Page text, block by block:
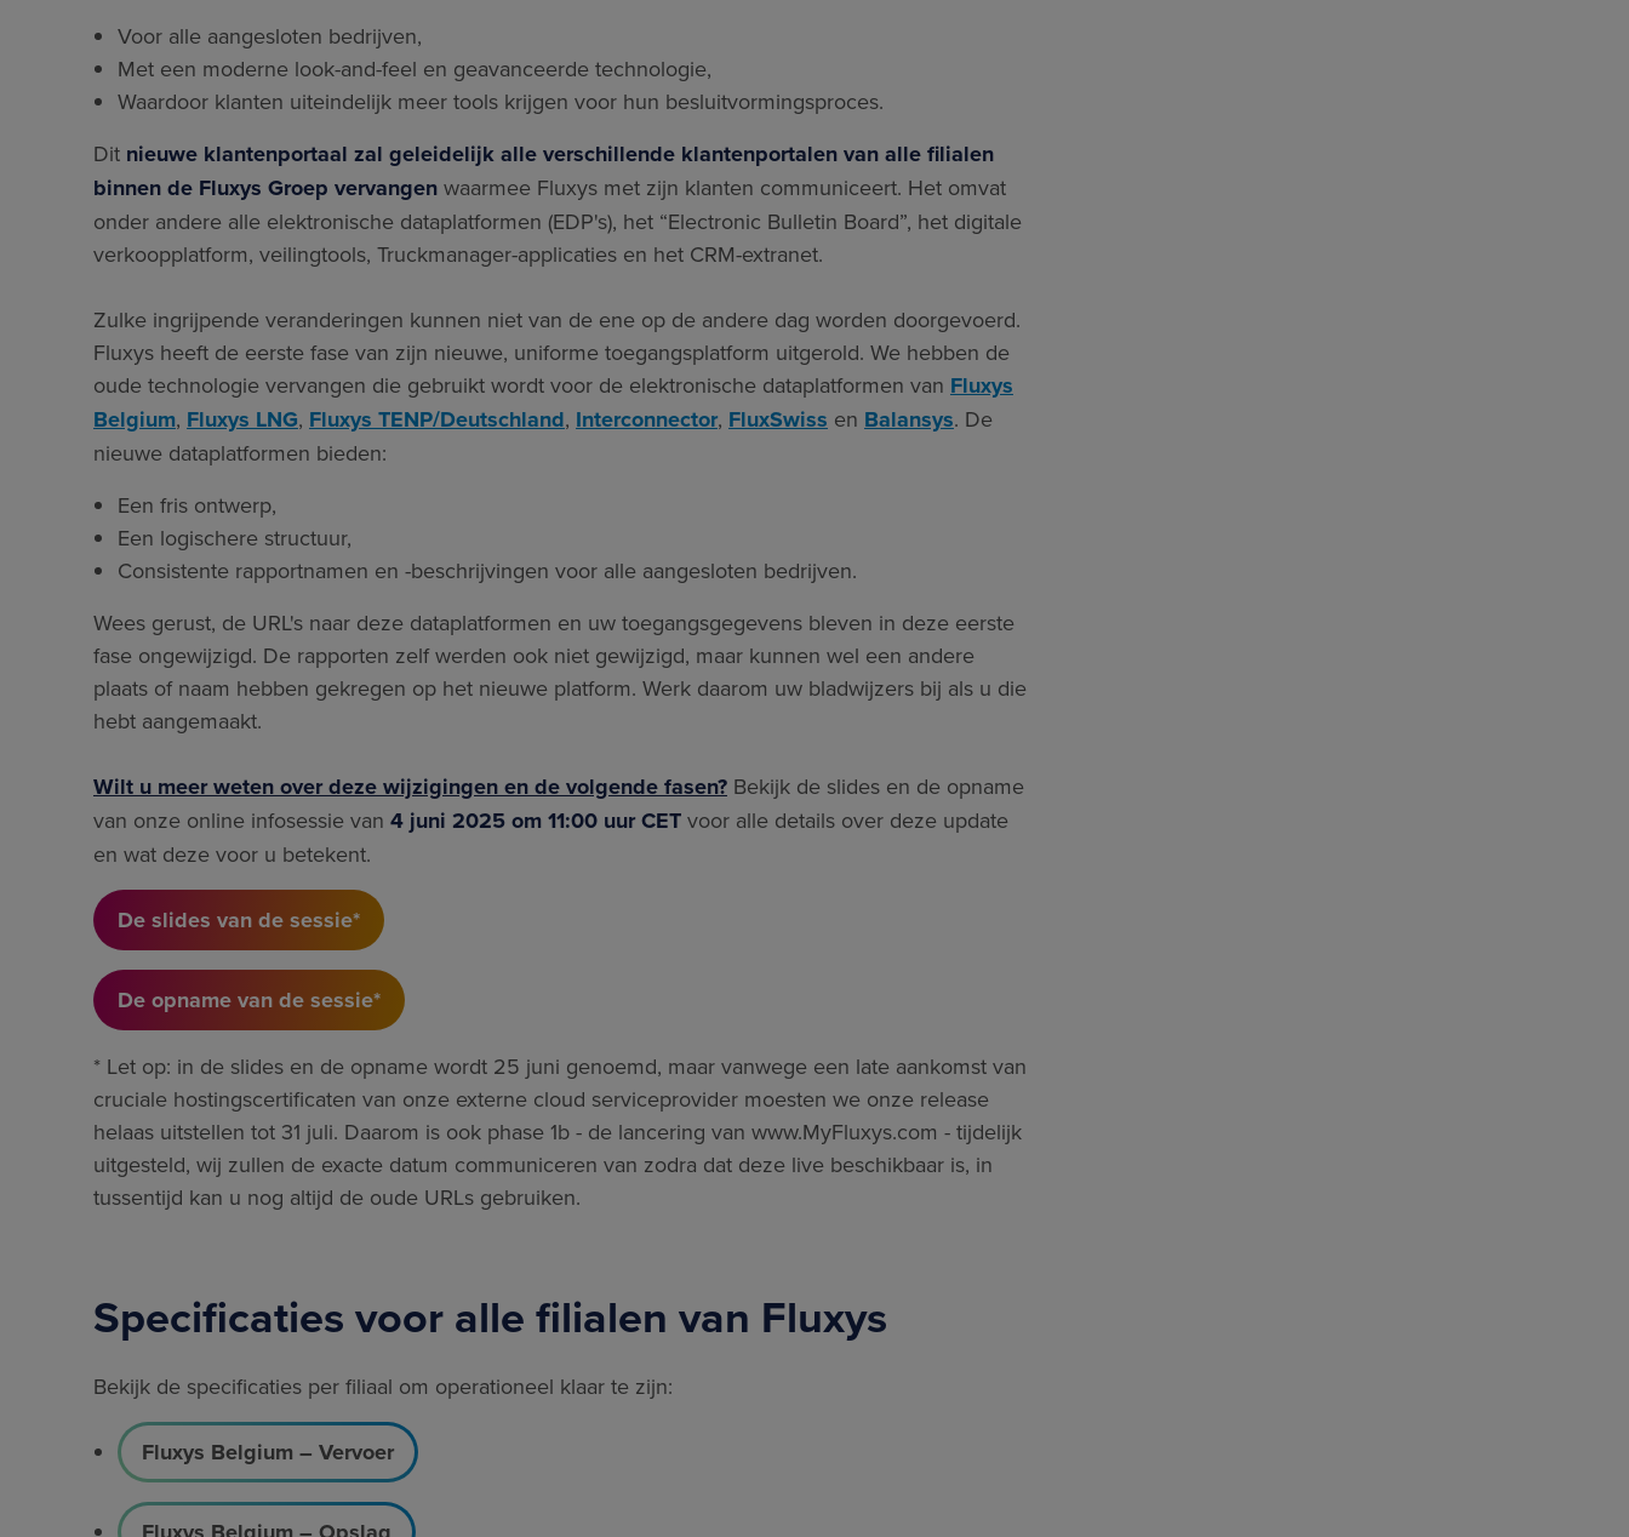
Voor alle aangesloten bedrijven,
Met een moderne look-and-feel en geavanceerde technologie,
Waardoor klanten uiteindelijk meer tools krijgen voor hun besluitvormingsproces.
Dit nieuwe klantenportaal zal geleidelijk alle verschillende klantenportalen van alle filialen
binnen de Fluxys Groep vervangen waarmee Fluxys met zijn klanten communiceert. Het omvat
onder andere alle elektronische dataplatformen (EDP's), het “Electronic Bulletin Board”, het digitale
verkoopplatform, veilingtools, Truckmanager-applicaties en het CRM-extranet.
Zulke ingrijpende veranderingen kunnen niet van de ene op de andere dag worden doorgevoerd.
Fluxys heeft de eerste fase van zijn nieuwe, uniforme toegangsplatform uitgerold. We hebben de
oude technologie vervangen die gebruikt wordt voor de elektronische dataplatformen van Fluxys
Belgium, Fluxys LNG, Fluxys TENP/Deutschland, Interconnector, FluxSwiss en Balansys. De
nieuwe dataplatformen bieden:
Een fris ontwerp,
Een logischere structuur,
Consistente rapportnamen en -beschrijvingen voor alle aangesloten bedrijven.
Wees gerust, de URL's naar deze dataplatformen en uw toegangsgegevens bleven in deze eerste
fase ongewijzigd. De rapporten zelf werden ook niet gewijzigd, maar kunnen wel een andere
plaats of naam hebben gekregen op het nieuwe platform. Werk daarom uw bladwijzers bij als u die
hebt aangemaakt.
Wilt u meer weten over deze wijzigingen en de volgende fasen? Bekijk de slides en de opname
van onze online infosessie van 4 juni 2025 om 11:00 uur CET voor alle details over deze update
en wat deze voor u betekent.
De slides van de sessie*
De opname van de sessie*
* Let op: in de slides en de opname wordt 25 juni genoemd, maar vanwege een late aankomst van
cruciale hostingscertificaten van onze externe cloud serviceprovider moesten we onze release
helaas uitstellen tot 31 juli. Daarom is ook phase 1b - de lancering van www.MyFluxys.com - tijdelijk
uitgesteld, wij zullen de exacte datum communiceren van zodra dat deze live beschikbaar is, in
tussentijd kan u nog altijd de oude URLs gebruiken.
Specificaties voor alle filialen van Fluxys
Bekijk de specificaties per filiaal om operationeel klaar te zijn:
Fluxys Belgium – Vervoer